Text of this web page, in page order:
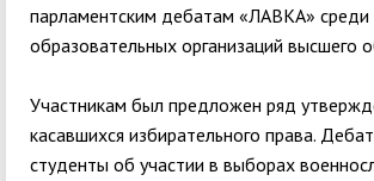
парламентским дебатам «ЛАВКА» среди
образовательных организаций высшего
Участникам был предложен ряд
касавшихся избирательного права.
студенты об участии в выборах